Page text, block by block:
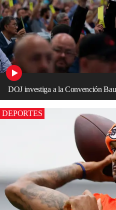
DOJ investiga a la Convención
DEPORTES